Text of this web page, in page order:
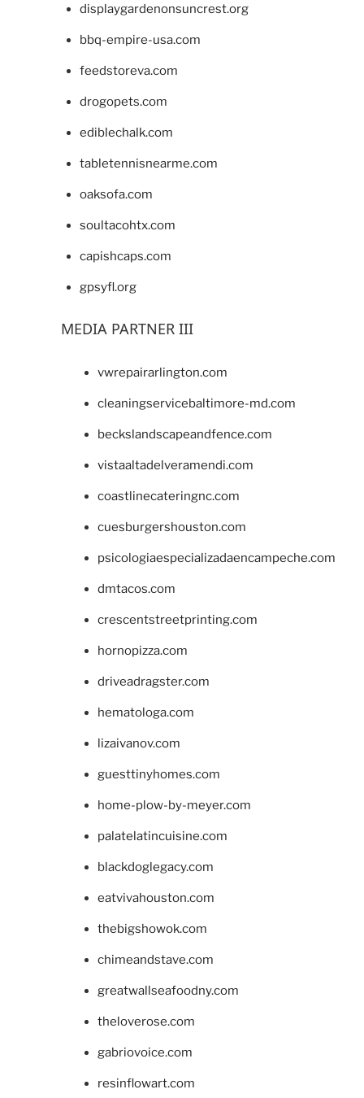
displaygardenonsuncrest.org
bbq-empire-usa.com
feedstoreva.com
drogopets.com
ediblechalk.com
tabletennisnearme.com
oaksofa.com
soultacohtx.com
capishcaps.com
gpsyfl.org
MEDIA PARTNER III
vwrepairarlington.com
cleaningservicebaltimore-md.com
beckslandscapeandfence.com
vistaaltadelveramendi.com
coastlinecateringnc.com
cuesburgershouston.com
psicologiaespecializadaencampeche.com
dmtacos.com
crescentstreetprinting.com
hornopizza.com
driveadragster.com
hematologa.com
lizaivanov.com
guesttinyhomes.com
home-plow-by-meyer.com
palatelatincuisine.com
blackdoglegacy.com
eatvivahouston.com
thebigshowok.com
chimeandstave.com
greatwallseafoodny.com
theloverose.com
gabriovoice.com
resinflowart.com